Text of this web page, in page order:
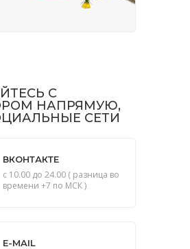
С
НАПРЯМУЮ,
СЕТИ
ВКОНТАКТЕ
с 10.00 до 24.00 ( разница во
времени +7 по МСК )
E-MAIL